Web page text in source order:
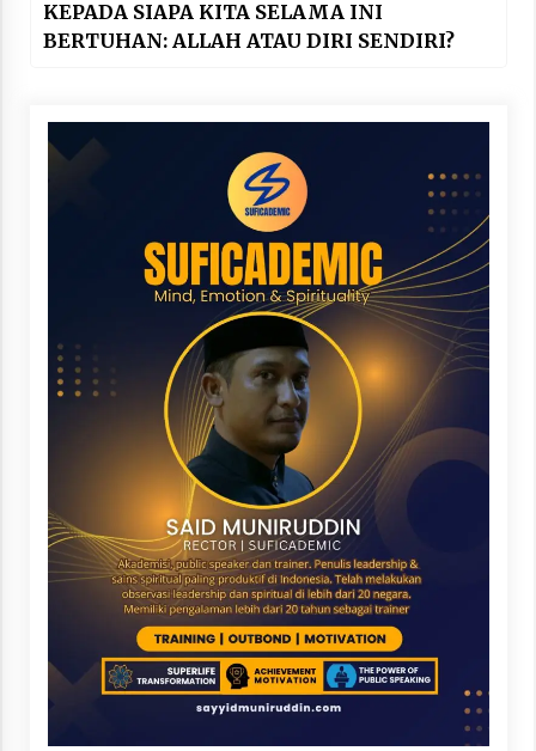
KEPADA SIAPA KITA SELAMA INI
BERTUHAN: ALLAH ATAU DIRI SENDIRI?